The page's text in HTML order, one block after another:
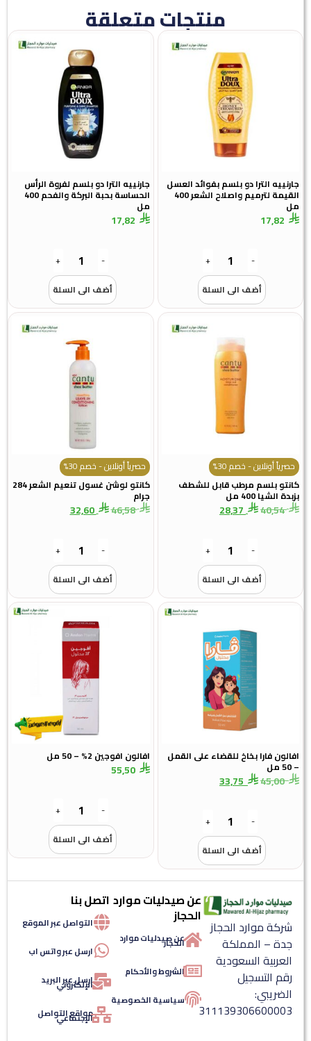
منتجات متعلقة
جارنييه الترا دو بلسم بفوائد العسل
القيمة لترميم واصلاح الشعر 400
مل
17,82
-
+
أضف الى السلة
جارنييه الترا دو بلسم لفروة الرأس
الحساسة بحبة البركة والفحم 400
مل
17,82
-
+
أضف الى السلة
حصرياً أونلاين - خصم 30%
كانتو بلسم مرطب قابل للشطف
بزبدة الشيا 400 مل
40,54
28,37
-
+
أضف الى السلة
حصرياً أونلاين - خصم 30%
كانتو لوشن غسول تنعيم الشعر 284
جرام
46,58
32,60
-
+
أضف الى السلة
افالون فارا بخاخ للقضاء على القمل
– 50 مل
45,00
33,75
-
+
أضف الى السلة
افالون افوجين 2% – 50 مل
55,50
-
+
أضف الى السلة
شركة موارد الحجاز
جدة – المملكة
العربية السعودية
رقم التسجيل
الضريبي:
311139306600003
عن صيدليات موارد
الحجاز
عن صيدليات موارد
الحجاز
الشروط والأحكام
سياسية الخصوصية
اتصل بنا
التواصل عبر الموقع
ارسل عبر واتس اب
ارسل عبر البريد
الإلكتروني
مواقع التواصل
الإجتماعي